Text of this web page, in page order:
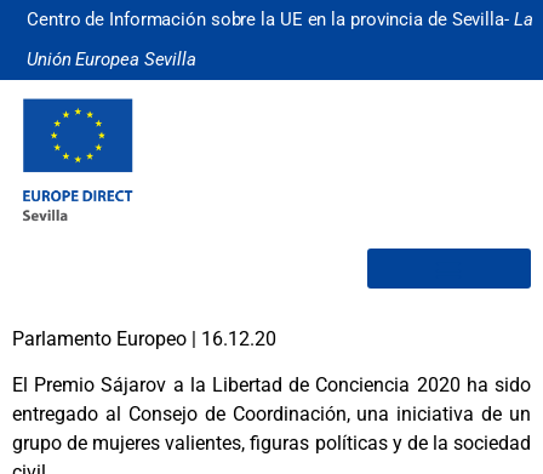
Centro de Información sobre la UE en la provincia de Sevilla- La
Unión Europea Sevilla
Parlamento Europeo | 16.12.20
El Premio Sájarov a la Libertad de Conciencia 2020 ha sido
entregado al Consejo de Coordinación, una iniciativa de un
grupo de mujeres valientes, figuras políticas y de la sociedad